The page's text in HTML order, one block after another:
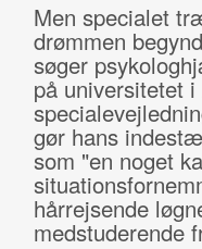
Men specialet
drømmen
søger
på universitetet
gør hans
som "en noget
hårrejsende
medstuderende